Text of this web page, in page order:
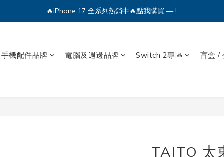
🔥iPhone 17 全系列熱銷中🔥點我購買 — !
🔥iPhone 17 全系列熱銷中🔥點我購買 — !
🔥iPhone 17 全系列熱銷中🔥點我購買 — !
手機配件品牌 電腦及週邊品牌 Switch 2專區 盲盒 /
TAITO 太